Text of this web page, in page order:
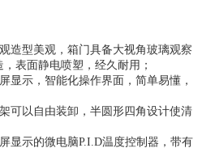
造型美观，箱门具备大视角玻璃观察
表面静电喷塑，经久耐用；
显示，智能化操作界面，简单易懂，
可以自由装卸，半圆形四角设计使清
显示的微电脑P.I.D温度控制器，带有